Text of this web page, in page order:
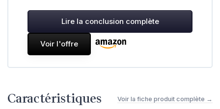
Lire la conclusion complète
Voir l'offre
Caractéristiques Voir la fiche produit complète →